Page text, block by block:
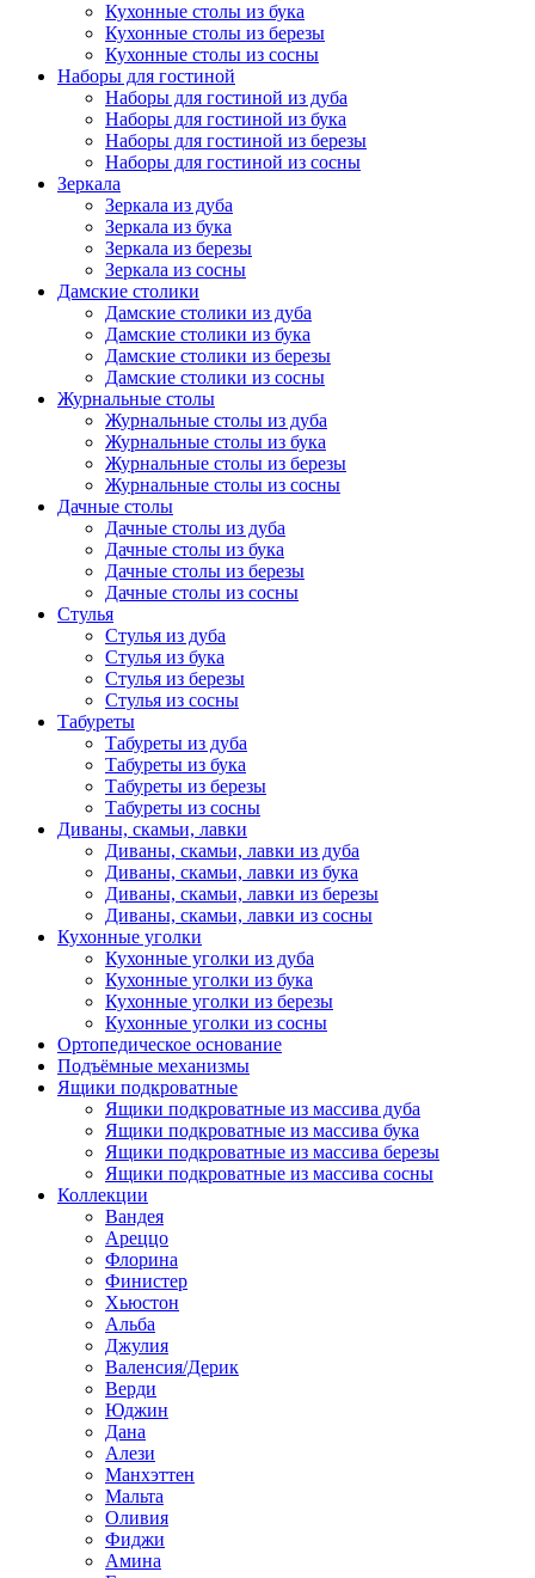
Кухонные столы из бука
Кухонные столы из березы
Кухонные столы из сосны
Наборы для гостиной
Наборы для гостиной из дуба
Наборы для гостиной из бука
Наборы для гостиной из березы
Наборы для гостиной из сосны
Зеркала
Зеркала из дуба
Зеркала из бука
Зеркала из березы
Зеркала из сосны
Дамские столики
Дамские столики из дуба
Дамские столики из бука
Дамские столики из березы
Дамские столики из сосны
Журнальные столы
Журнальные столы из дуба
Журнальные столы из бука
Журнальные столы из березы
Журнальные столы из сосны
Дачные столы
Дачные столы из дуба
Дачные столы из бука
Дачные столы из березы
Дачные столы из сосны
Стулья
Стулья из дуба
Стулья из бука
Стулья из березы
Стулья из сосны
Табуреты
Табуреты из дуба
Табуреты из бука
Табуреты из березы
Табуреты из сосны
Диваны, скамьи, лавки
Диваны, скамьи, лавки из дуба
Диваны, скамьи, лавки из бука
Диваны, скамьи, лавки из березы
Диваны, скамьи, лавки из сосны
Кухонные уголки
Кухонные уголки из дуба
Кухонные уголки из бука
Кухонные уголки из березы
Кухонные уголки из сосны
Ортопедическое основание
Подъёмные механизмы
Ящики подкроватные
Ящики подкроватные из массива дуба
Ящики подкроватные из массива бука
Ящики подкроватные из массива березы
Ящики подкроватные из массива сосны
Коллекции
Вандея
Ареццо
Флорина
Финистер
Хьюстон
Альба
Джулия
Валенсия/Дерик
Верди
Юджин
Дана
Алези
Манхэттен
Мальта
Оливия
Фиджи
Амина